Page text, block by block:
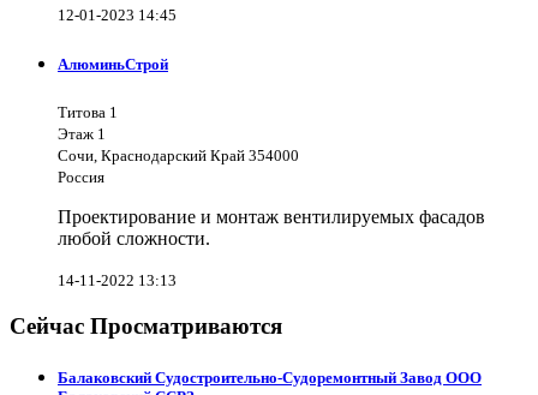
12-01-2023 14:45
АлюминьСтрой
Титова 1
Этаж 1
Сочи, Краснодарский Край 354000
Россия
Проектирование и монтаж вентилируемых фасадов
любой сложности.
14-11-2022 13:13
Сейчас Просматриваются
Балаковский Судостроительно-Судоремонтный Завод ООО